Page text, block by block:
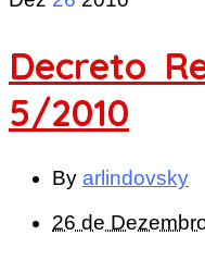
Decreto
5/2010
By arlindovsky
26 de